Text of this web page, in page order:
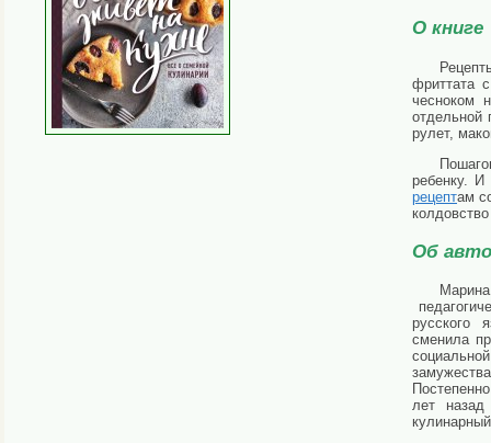
О книге
фриттата
чесноком
отдельной
рулет,
ребенку. И
рецептам
Об
русского
сменила
лет